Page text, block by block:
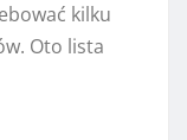
kilku
Oto lista